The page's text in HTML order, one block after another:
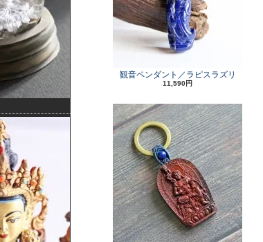
観音ペンダント／ラピスラズリ
11,590円